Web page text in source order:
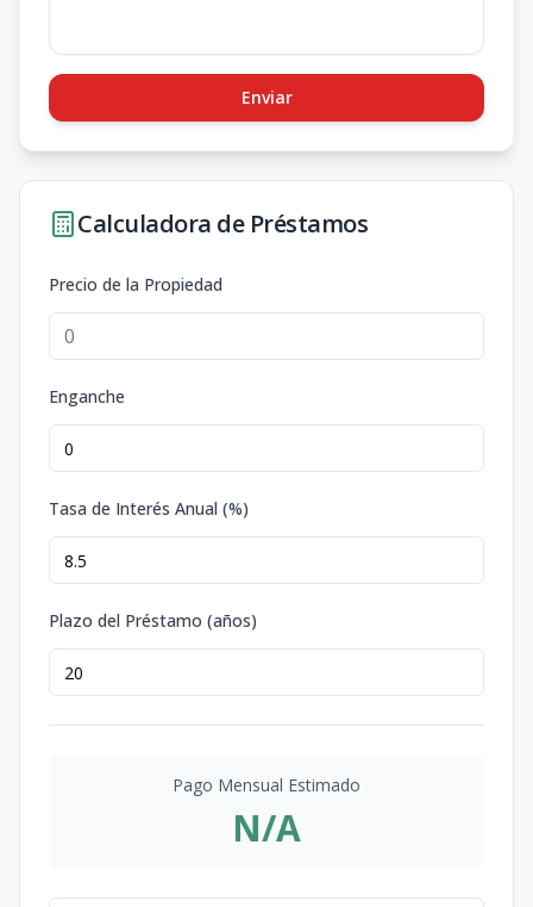
Enviar
Calculadora de Préstamos
Precio de la Propiedad
Enganche
Tasa de Interés Anual (%)
Plazo del Préstamo (años)
Pago Mensual Estimado
N/A